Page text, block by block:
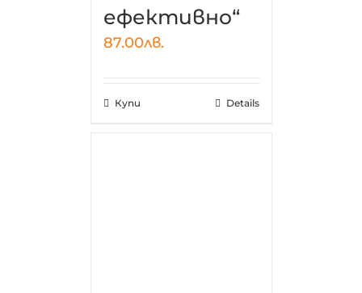
ефективно“
87.00лв.
Купи Details